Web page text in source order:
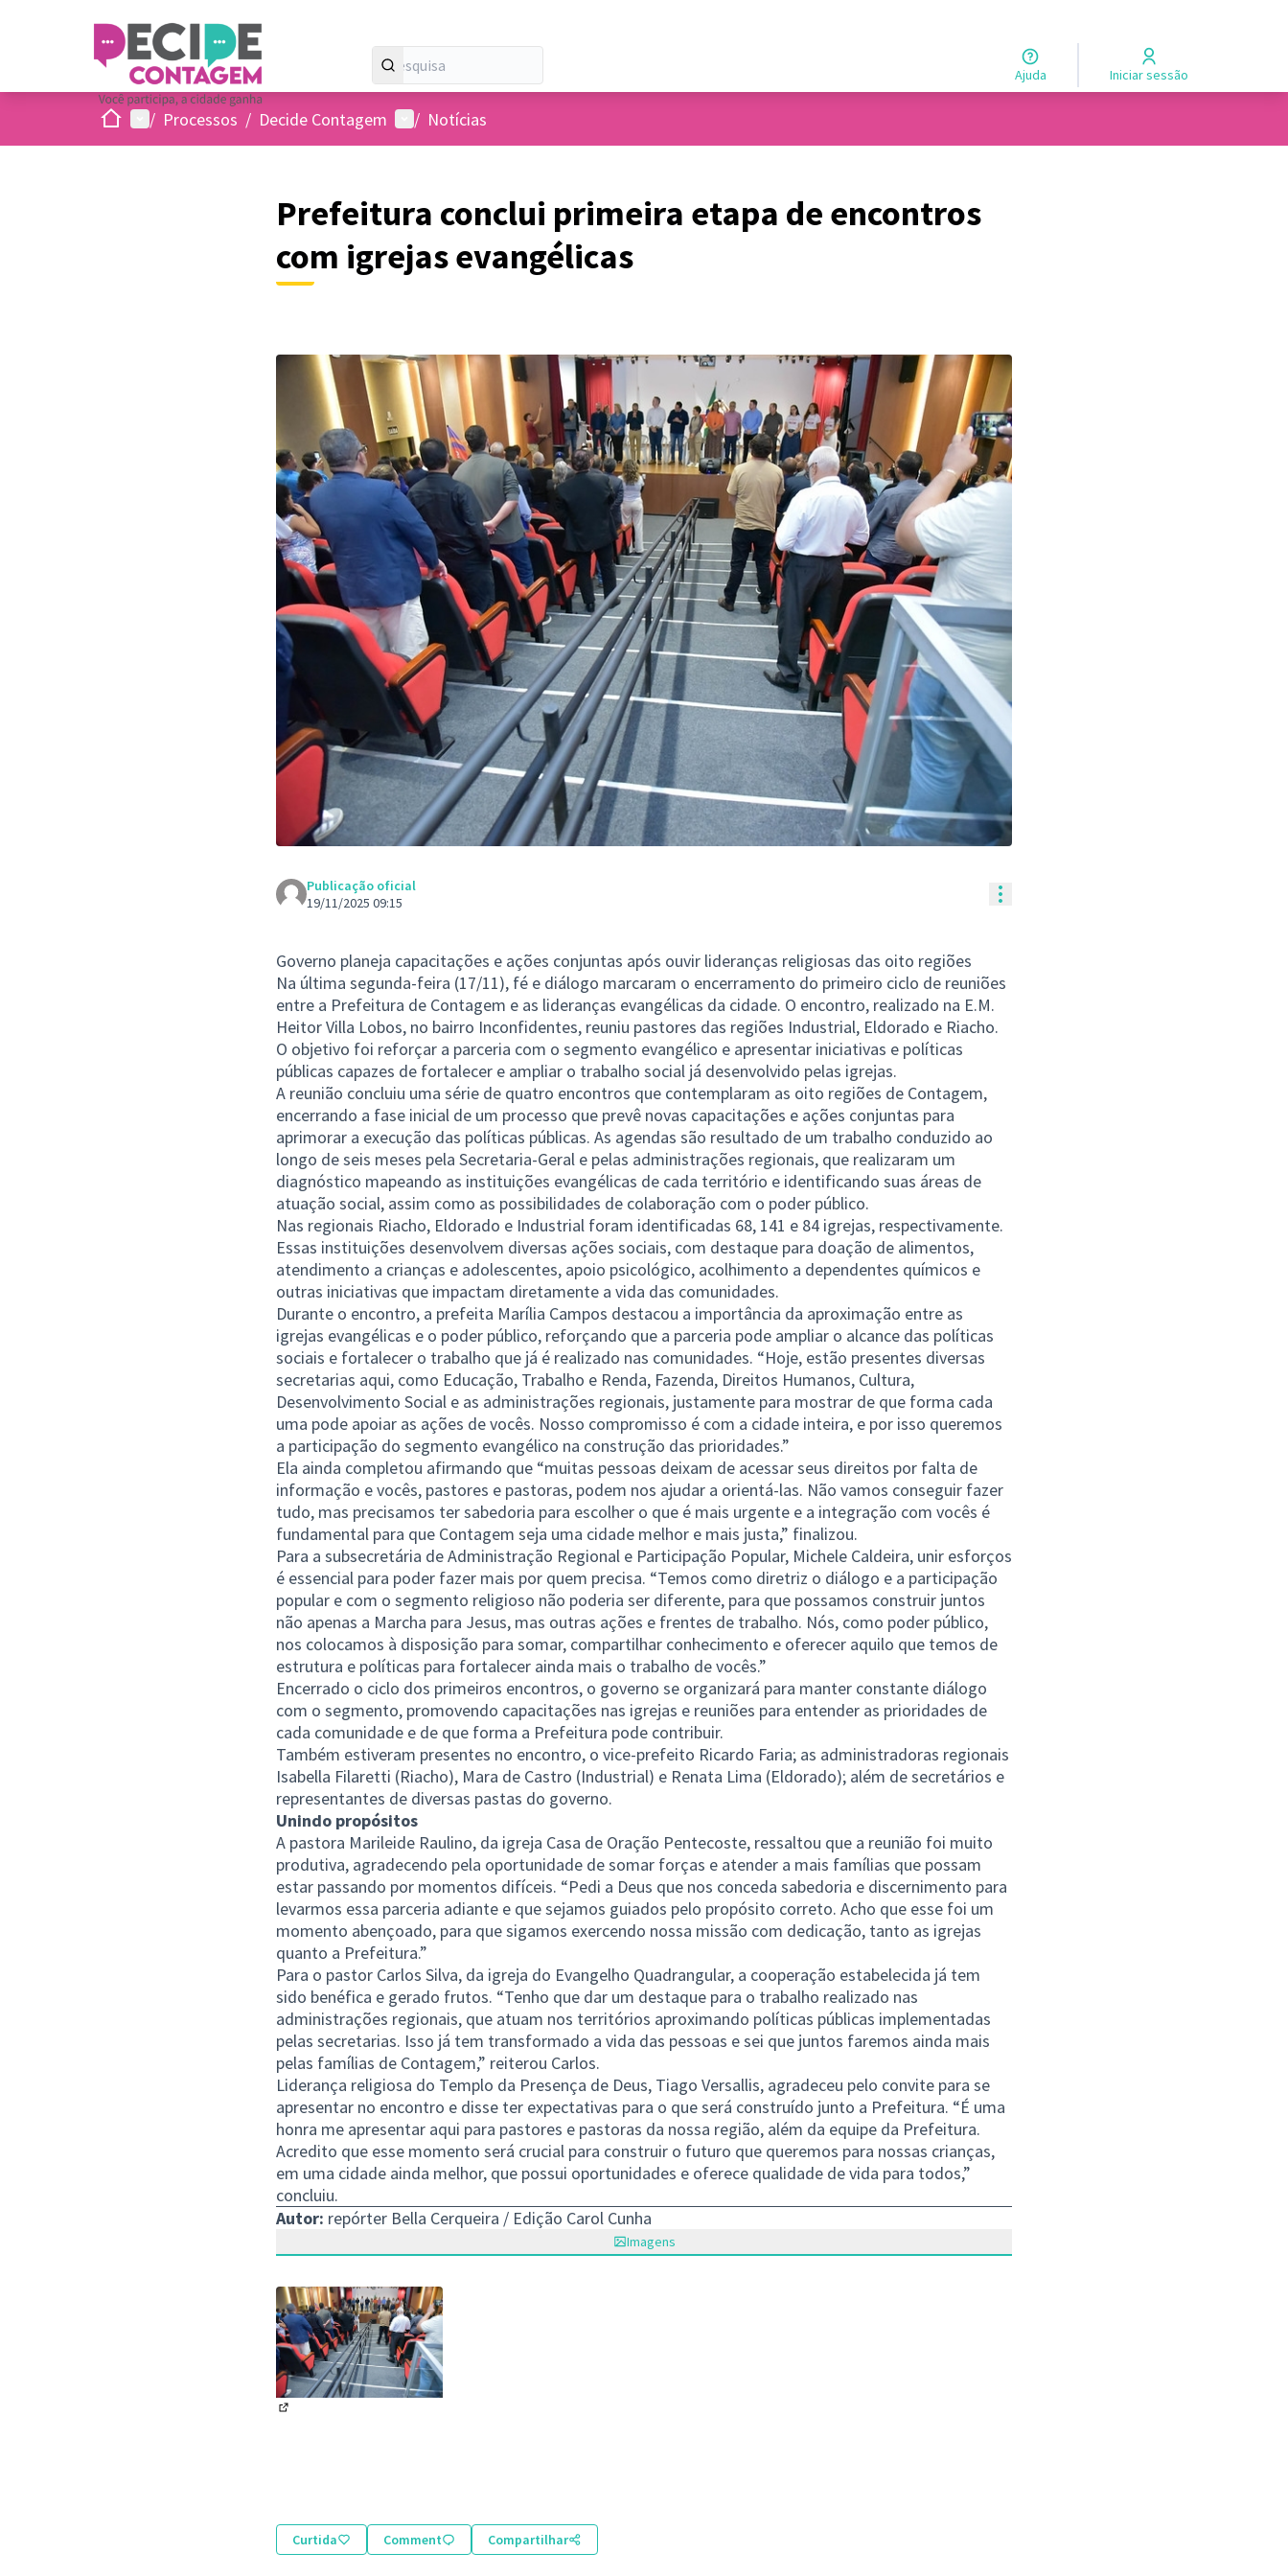
Ajuda Iniciar sessão
InicioMenu principal
/ Processos / Decide Contagem Menu de usuários
/ Notícias
Prefeitura conclui primeira etapa de encontros
com igrejas evangélicas
Publicação oficial
19/11/2025 09:15
Controles de recursos
Governo planeja capacitações e ações conjuntas após ouvir lideranças religiosas das oito regiões
Na última segunda-feira (17/11), fé e diálogo marcaram o encerramento do primeiro ciclo de reuniões
entre a Prefeitura de Contagem e as lideranças evangélicas da cidade. O encontro, realizado na E.M.
Heitor Villa Lobos, no bairro Inconfidentes, reuniu pastores das regiões Industrial, Eldorado e Riacho.
O objetivo foi reforçar a parceria com o segmento evangélico e apresentar iniciativas e políticas
públicas capazes de fortalecer e ampliar o trabalho social já desenvolvido pelas igrejas.
A reunião concluiu uma série de quatro encontros que contemplaram as oito regiões de Contagem,
encerrando a fase inicial de um processo que prevê novas capacitações e ações conjuntas para
aprimorar a execução das políticas públicas. As agendas são resultado de um trabalho conduzido ao
longo de seis meses pela Secretaria-Geral e pelas administrações regionais, que realizaram um
diagnóstico mapeando as instituições evangélicas de cada território e identificando suas áreas de
atuação social, assim como as possibilidades de colaboração com o poder público.
Nas regionais Riacho, Eldorado e Industrial foram identificadas 68, 141 e 84 igrejas, respectivamente.
Essas instituições desenvolvem diversas ações sociais, com destaque para doação de alimentos,
atendimento a crianças e adolescentes, apoio psicológico, acolhimento a dependentes químicos e
outras iniciativas que impactam diretamente a vida das comunidades.
Durante o encontro, a prefeita Marília Campos destacou a importância da aproximação entre as
igrejas evangélicas e o poder público, reforçando que a parceria pode ampliar o alcance das políticas
sociais e fortalecer o trabalho que já é realizado nas comunidades. “Hoje, estão presentes diversas
secretarias aqui, como Educação, Trabalho e Renda, Fazenda, Direitos Humanos, Cultura,
Desenvolvimento Social e as administrações regionais, justamente para mostrar de que forma cada
uma pode apoiar as ações de vocês. Nosso compromisso é com a cidade inteira, e por isso queremos
a participação do segmento evangélico na construção das prioridades.”
Ela ainda completou afirmando que “muitas pessoas deixam de acessar seus direitos por falta de
informação e vocês, pastores e pastoras, podem nos ajudar a orientá-las. Não vamos conseguir fazer
tudo, mas precisamos ter sabedoria para escolher o que é mais urgente e a integração com vocês é
fundamental para que Contagem seja uma cidade melhor e mais justa,” finalizou.
Para a subsecretária de Administração Regional e Participação Popular, Michele Caldeira, unir esforços
é essencial para poder fazer mais por quem precisa. “Temos como diretriz o diálogo e a participação
popular e com o segmento religioso não poderia ser diferente, para que possamos construir juntos
não apenas a Marcha para Jesus, mas outras ações e frentes de trabalho. Nós, como poder público,
nos colocamos à disposição para somar, compartilhar conhecimento e oferecer aquilo que temos de
estrutura e políticas para fortalecer ainda mais o trabalho de vocês.”
Encerrado o ciclo dos primeiros encontros, o governo se organizará para manter constante diálogo
com o segmento, promovendo capacitações nas igrejas e reuniões para entender as prioridades de
cada comunidade e de que forma a Prefeitura pode contribuir.
Também estiveram presentes no encontro, o vice-prefeito Ricardo Faria; as administradoras regionais
Isabella Filaretti (Riacho), Mara de Castro (Industrial) e Renata Lima (Eldorado); além de secretários e
representantes de diversas pastas do governo.
Unindo propósitos
A pastora Marileide Raulino, da igreja Casa de Oração Pentecoste, ressaltou que a reunião foi muito
produtiva, agradecendo pela oportunidade de somar forças e atender a mais famílias que possam
estar passando por momentos difíceis. “Pedi a Deus que nos conceda sabedoria e discernimento para
levarmos essa parceria adiante e que sejamos guiados pelo propósito correto. Acho que esse foi um
momento abençoado, para que sigamos exercendo nossa missão com dedicação, tanto as igrejas
quanto a Prefeitura.”
Para o pastor Carlos Silva, da igreja do Evangelho Quadrangular, a cooperação estabelecida já tem
sido benéfica e gerado frutos. “Tenho que dar um destaque para o trabalho realizado nas
administrações regionais, que atuam nos territórios aproximando políticas públicas implementadas
pelas secretarias. Isso já tem transformado a vida das pessoas e sei que juntos faremos ainda mais
pelas famílias de Contagem,” reiterou Carlos.
Liderança religiosa do Templo da Presença de Deus, Tiago Versallis, agradeceu pelo convite para se
apresentar no encontro e disse ter expectativas para o que será construído junto a Prefeitura. “É uma
honra me apresentar aqui para pastores e pastoras da nossa região, além da equipe da Prefeitura.
Acredito que esse momento será crucial para construir o futuro que queremos para nossas crianças,
em uma cidade ainda melhor, que possui oportunidades e oferece qualidade de vida para todos,”
concluiu.
Autor: repórter Bella Cerqueira / Edição Carol Cunha
Imagens
Curtida Comment Compartilhar